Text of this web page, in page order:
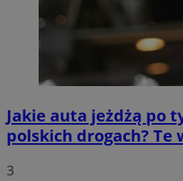
Jakie auta jeżdżą po
polskich drogach? Te
3